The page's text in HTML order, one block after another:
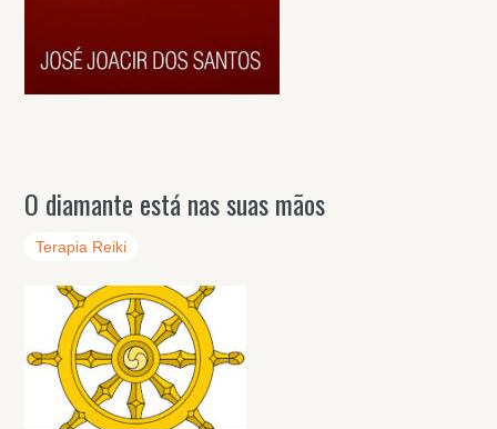
O diamante está nas suas mãos
Terapia Reiki